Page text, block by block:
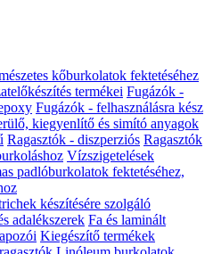
kőburkolatok fektetéséhez
termékei Fugázók -
Fugázók - felhasználásra kész
kiegyenlítő és simító anyagok
Ragasztók - diszperziós Ragasztók
Vízszigetelések
padlóburkolatok fektetéséhez,
készítésére szolgáló
adalékszerek Fa és laminált
Kiegészítő termékek